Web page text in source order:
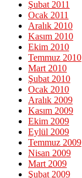
Şubat 2011
Ocak 2011
Aralık 2010
Kasım 2010
Ekim 2010
Temmuz 2010
Mart 2010
Şubat 2010
Ocak 2010
Aralık 2009
Kasım 2009
Ekim 2009
Eylül 2009
Temmuz 2009
Nisan 2009
Mart 2009
Şubat 2009